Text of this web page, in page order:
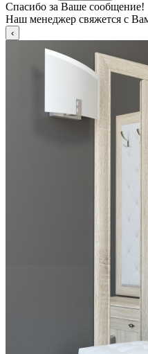
Спасибо за Ваше сообщение!
Наш менеджер свяжется с